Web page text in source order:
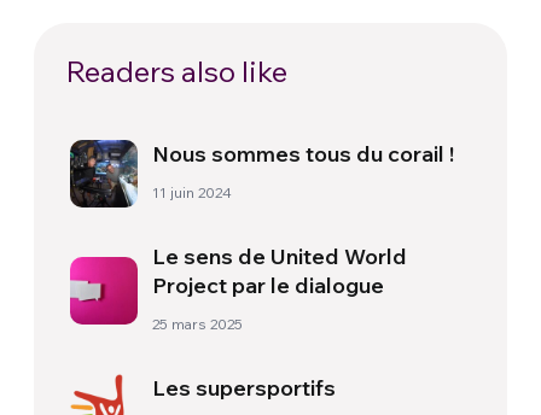
Readers also like
Nous sommes tous du corail !
11 juin 2024
Le sens de United World
Project par le dialogue
25 mars 2025
Les supersportifs